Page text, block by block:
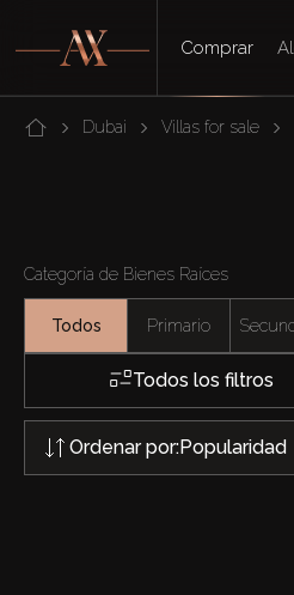
Comprar
Dubai Villas for sale
Categoría de Bienes Raíces
Todos Primario
Todos los filtros
Ordenar por:Popularidad